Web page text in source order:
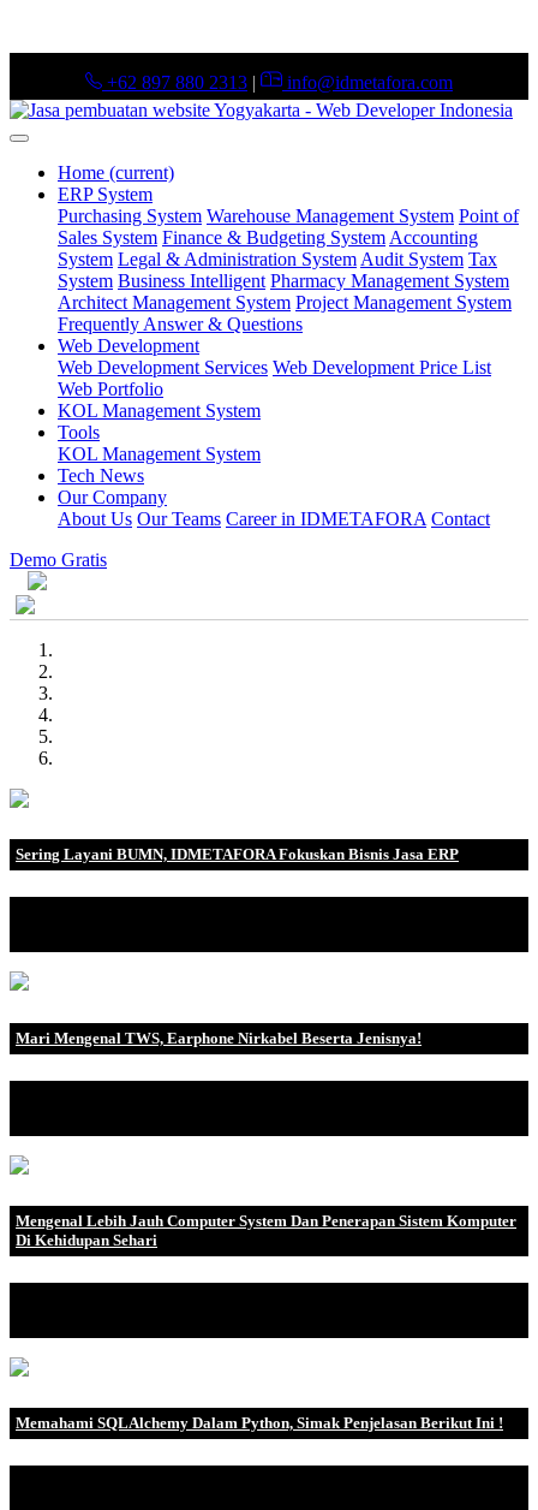
+62 897 880 2313 | info@idmetafora.com
Home (current)
ERP System
Purchasing System Warehouse Management System Point of
Sales System Finance & Budgeting System Accounting
System Legal & Administration System Audit System Tax
System Business Intelligent Pharmacy Management System
Architect Management System Project Management System
Frequently Answer & Questions
Web Development
Web Development Services Web Development Price List
Web Portfolio
KOL Management System
Tools
KOL Management System
Tech News
Our Company
About Us Our Teams Career in IDMETAFORA Contact
Demo Gratis
Sering Layani BUMN, IDMETAFORA Fokuskan Bisnis Jasa ERP
Mari Mengenal TWS, Earphone Nirkabel Beserta Jenisnya!
Mengenal Lebih Jauh Computer System Dan Penerapan Sistem Komputer
Di Kehidupan Sehari
Memahami SQLAlchemy Dalam Python, Simak Penjelasan Berikut Ini !